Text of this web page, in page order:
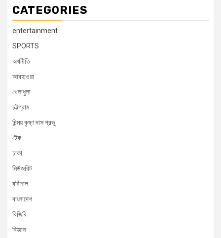
CATEGORIES
entertainment
SPORTS
অর্থনীতি
আবহাওয়া
খেলাধুলা
চট্টগ্রাম
চিন্ময় কৃষ্ণ দাস প্রভু
টেক
ঢাকা
নিউজবিট
বরিশাল
বাংলাদেশ
বিজিবি
বিজ্ঞান